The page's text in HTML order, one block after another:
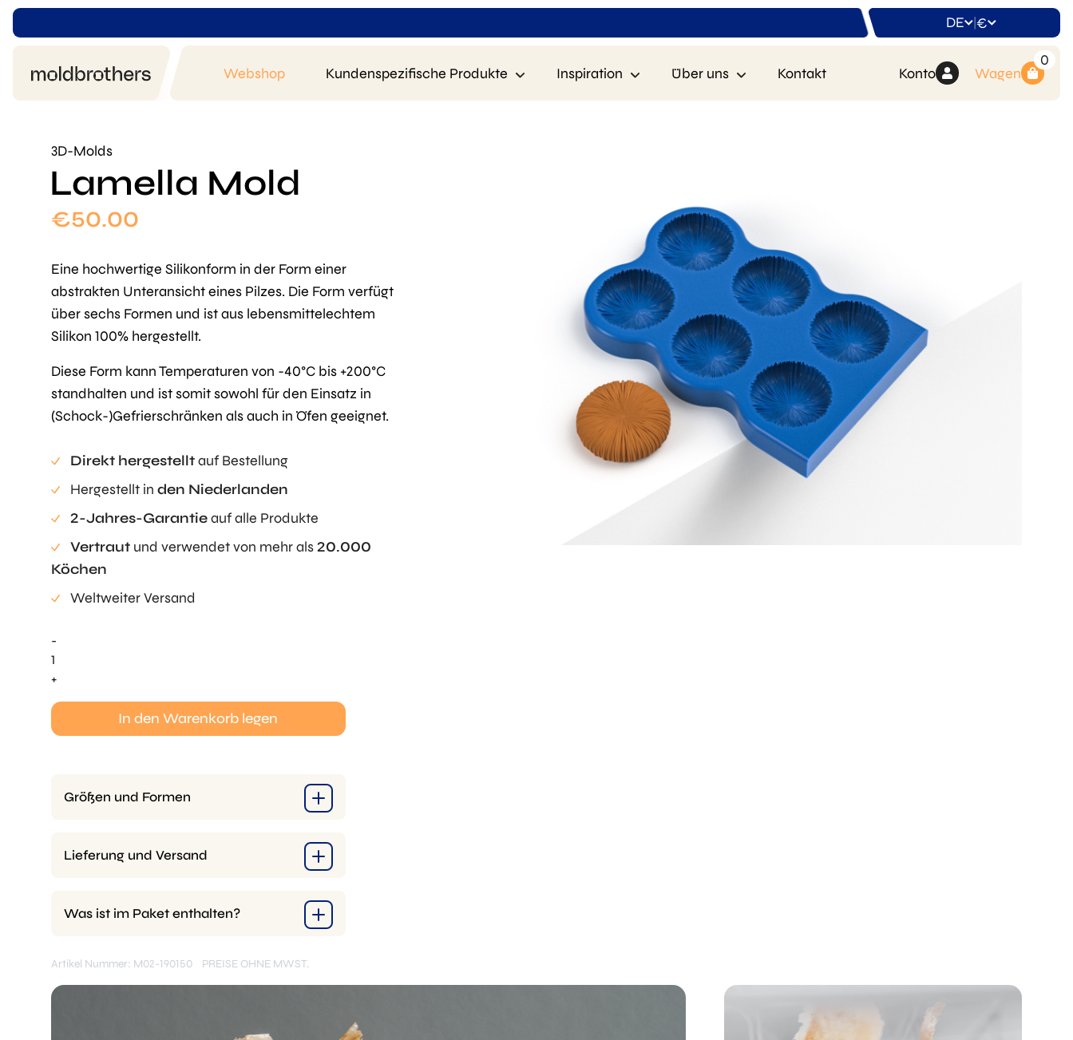
DE | €
Webshop Kundenspezifische Produkte Inspiration Über uns Kontakt Konto
0
Wagen
3D-Molds
Lamella Mold
€50.00
Eine hochwertige Silikonform in der Form einer
abstrakten Unteransicht eines Pilzes. Die Form verfügt
über sechs Formen und ist aus lebensmittelechtem
Silikon 100% hergestellt.
Diese Form kann Temperaturen von -40°C bis +200°C
standhalten und ist somit sowohl für den Einsatz in
(Schock-)Gefrierschränken als auch in Öfen geeignet.
Direkt hergestelltauf Bestellung
Hergestellt in den Niederlanden
2-Jahres-Garantieauf alle Produkte
Vertraut und verwendet von mehr als20.000
Köchen
Weltweiter Versand
-
Lamelle
Mold
+
In den Warenkorb legen
Größen und Formen
Lieferung und Versand
Was ist im Paket enthalten?
Artikel Nummer: M02-190150 PREISE OHNE MWST.